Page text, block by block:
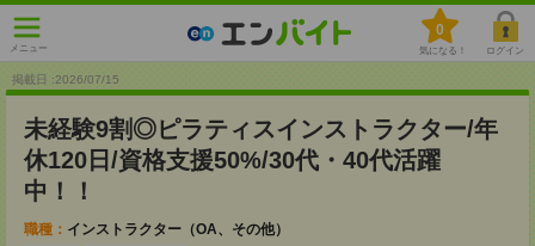
メニュー
0
気になる！ ログイン
掲載日 :2026/07/15
未経験9割◎ピラティスインストラクター/年
休120日/資格支援50%/30代・40代活躍
中！！
職種： インストラクター（OA、その他）